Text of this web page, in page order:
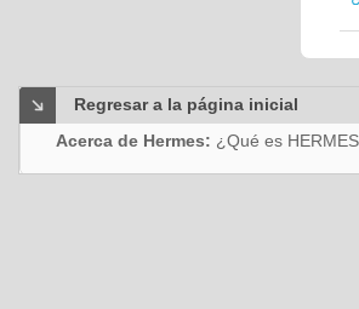
Regresar a la página inicial
Acerca de Hermes: ¿Qué es